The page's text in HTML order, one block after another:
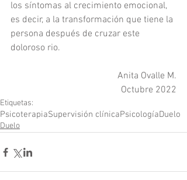
los síntomas al crecimiento emocional,
es decir, a la transformación que tiene la
persona después de cruzar este
doloroso rio.
Anita Ovalle M.
Octubre 2022
Etiquetas:
PsicoterapiaSupervisión clínicaPsicologíaDuelo
Duelo